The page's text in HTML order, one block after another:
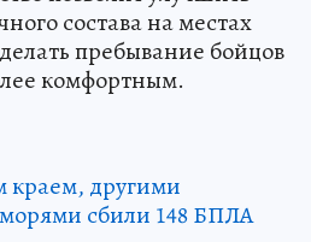
состава на местах
пребывание бойцов
комфортным.
краем, другими
сбили 148 БПЛА